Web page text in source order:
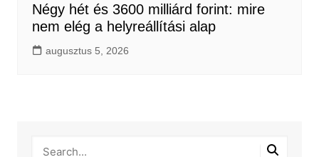
Négy hét és 3600 milliárd forint: mire
nem elég a helyreállítási alap
augusztus 5, 2026